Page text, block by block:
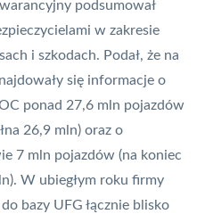
podsumował
w zakresie
i szkodach. Podał, że na
się informacje o
ponad 27,6 mln pojazdów
26,9 mln) oraz o
7 mln pojazdów (na koniec
W ubiegłym roku firmy
bazy UFG łącznie blisko